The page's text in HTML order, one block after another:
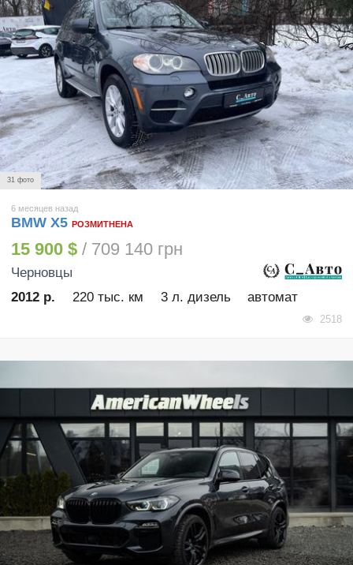
31 фото
6 месяцев назад
BMW X5 РОЗМИТНЕНА
15 900 $ / 709 140 грн
Черновцы
2012 р.
220 тыс. км 3 л. дизель автомат
2518